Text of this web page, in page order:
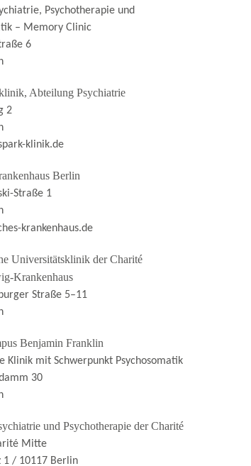
Psychotherapie und
– Memory Clinic
6
Abteilung Psychiatrie
2
klinik.de
Berlin
Straße 1
krankenhaus.de
Universitätsklinik der Charité
Krankenhaus
Straße 5–11
Benjamin Franklin
Klinik mit Schwerpunkt Psychosomatik
30
und Psychotherapie der Charité
Mitte
1 / 10117 Berlin